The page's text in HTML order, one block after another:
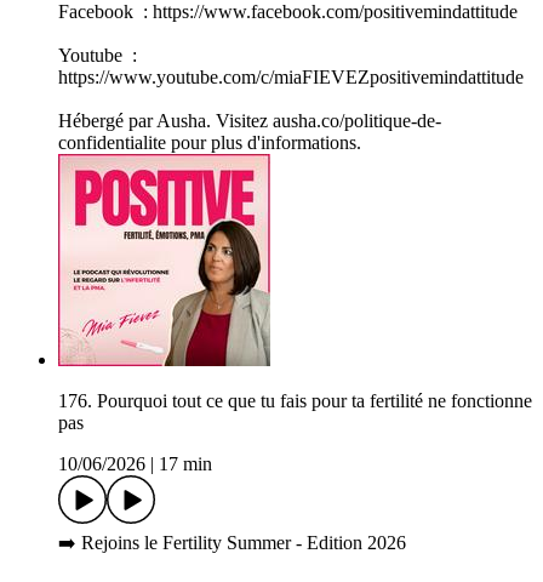
Facebook : https://www.facebook.com/positivemindattitude
Youtube :
https://www.youtube.com/c/miaFIEVEZpositivemindattitude
Hébergé par Ausha. Visitez ausha.co/politique-de-
confidentialite pour plus d'informations.
176. Pourquoi tout ce que tu fais pour ta fertilité ne fonctionne
pas
10/06/2026
17 min
➡️ Rejoins le Fertility Summer - Edition 2026